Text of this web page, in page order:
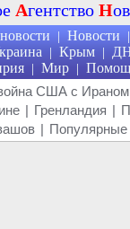
Агентство Н
| Новости |
| Крым |
| Мир |
США с Ираном
| Гренландия |
| Популярные